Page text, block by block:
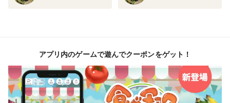
アプリ内のゲームで遊んでクーポンをゲット！